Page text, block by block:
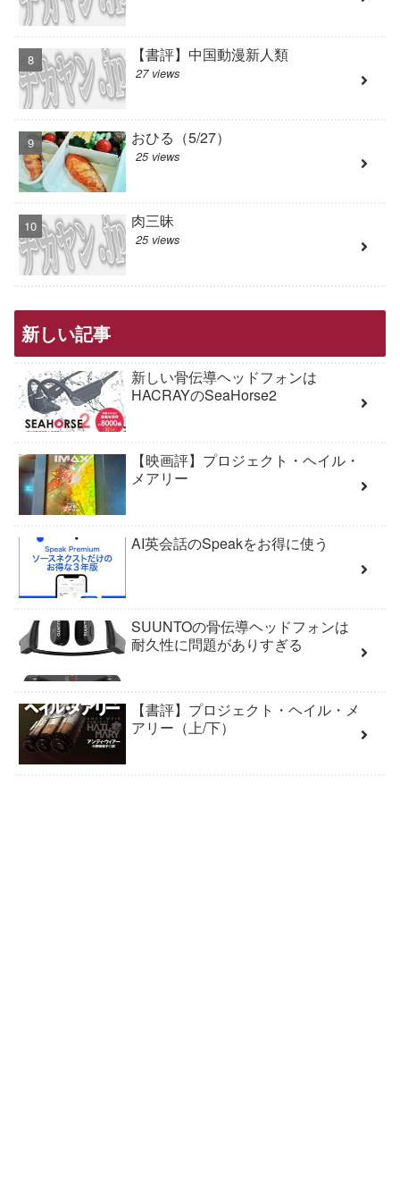
【書評】中国動漫新人類
27 views
おひる（5/27）
25 views
肉三昧
25 views
新しい記事
新しい骨伝導ヘッドフォンは
HACRAYのSeaHorse2
【映画評】プロジェクト・ヘイル・
メアリー
AI英会話のSpeakをお得に使う
SUUNTOの骨伝導ヘッドフォンは
耐久性に問題がありすぎる
【書評】プロジェクト・ヘイル・メ
アリー（上/下）